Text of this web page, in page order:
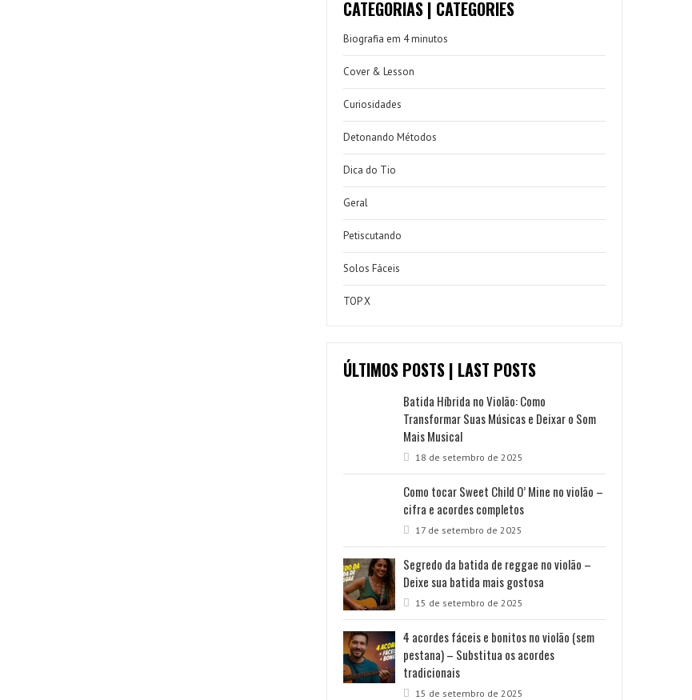
CATEGORIAS | CATEGORIES
Biografia em 4 minutos
Cover & Lesson
Curiosidades
Detonando Métodos
Dica do Tio
Geral
Petiscutando
Solos Fáceis
TOP X
ÚLTIMOS POSTS | LAST POSTS
Batida Híbrida no Violão: Como
Transformar Suas Músicas e Deixar o Som
Mais Musical
18 de setembro de 2025
Como tocar Sweet Child O’ Mine no violão –
cifra e acordes completos
17 de setembro de 2025
Segredo da batida de reggae no violão –
Deixe sua batida mais gostosa
15 de setembro de 2025
4 acordes fáceis e bonitos no violão (sem
pestana) – Substitua os acordes
tradicionais
15 de setembro de 2025